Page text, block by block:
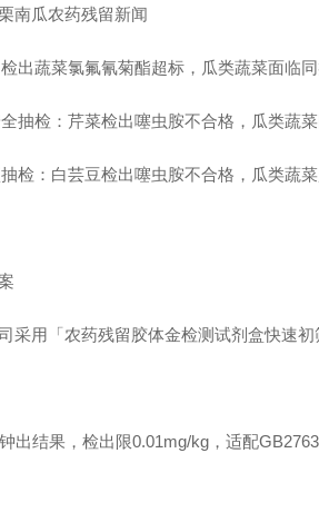
南瓜农药残留新闻
出蔬菜氯氟氰菊酯超标，瓜类蔬菜面临同
抽检：芹菜检出噻虫胺不合格，瓜类蔬
检：白芸豆检出噻虫胺不合格，瓜类蔬菜
采用「农药残留胶体金检测试剂盒快速
出结果，检出限0.01mg/kg，适配